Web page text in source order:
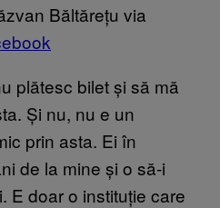
Băltărețu via
plătesc bilet și să mă
Și nu, nu e un
prin asta. Ei în
de la mine și o să-i
E doar o instituție care